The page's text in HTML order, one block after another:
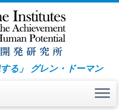
る」 グレン・ドーマン